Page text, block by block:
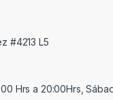
#4213 L5
Hrs a 20:00Hrs,